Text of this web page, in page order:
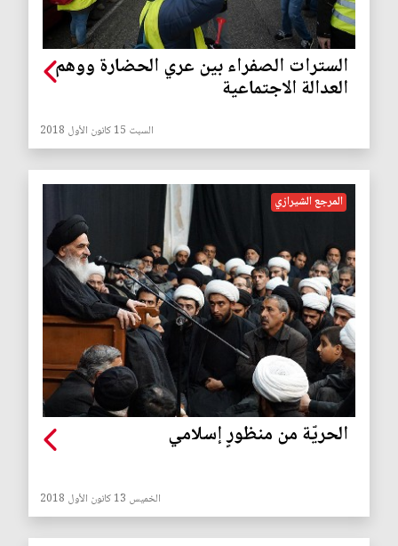
السترات الصفراء بين عري الحضارة ووهم
العدالة الاجتماعية
السبت 15 كانون الأول 2018
المرجع الشيرازي
الحريّة من منظورٍ إسلامي
الخميس 13 كانون الأول 2018